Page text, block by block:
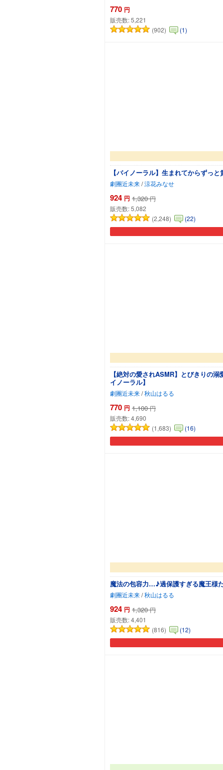
770 円
販売数:5,221
(902)
(1)カートに追加
【バイノーラル】生まれてからずっ
劇團近未来/涼花みなせ
924 円 1,320 円
販売数:5,082
(2,248)
(22)
【絶対の愛されASMR】とびきりの
イノーラル】
劇團近未来/秋山はるる
770 円 1,100 円
販売数:4,690
(1,683)
(16)
魔法の包容力…♪過保護すぎる魔王様
劇團近未来/秋山はるる
924 円 1,320 円
販売数:4,401
(816)
(12)